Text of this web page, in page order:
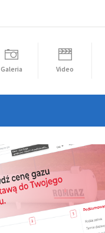
Galeria Video